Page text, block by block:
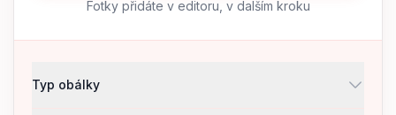
Fotky přidáte v editoru, v dalším kroku
Typ obálky